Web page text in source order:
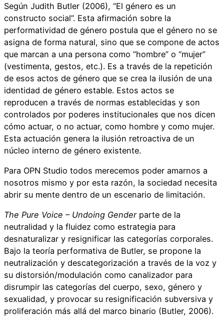
Según Judith Butler (2006), “El género es un
constructo social”. Esta afirmación sobre la
performatividad de género postula que el género no se
asigna de forma natural, sino que se compone de actos
que marcan a una persona como “hombre” o “mujer”
(vestimenta, gestos, etc.). Es a través de la repetición
de esos actos de género que se crea la ilusión de una
identidad de género estable. Estos actos se
reproducen a través de normas establecidas y son
controlados por poderes institucionales que nos dicen
cómo actuar, o no actuar, como hombre y como mujer.
Esta actuación genera la ilusión retroactiva de un
núcleo interno de género existente.
Para OPN Studio todos merecemos poder amarnos a
nosotros mismo y por esta razón, la sociedad necesita
abrir su mente dentro de un escenario de limitación.
The Pure Voice – Undoing Genderparte de la
neutralidad y la fluidez como estrategia para
desnaturalizar y resignificar las categorías corporales.
Bajo la teoría performativa de Butler, se propone la
neutralización y descategorización a través de la voz y
su distorsión/modulación como canalizador para
disrumpir las categorías del cuerpo, sexo, género y
sexualidad, y provocar su resignificación subversiva y
proliferación más allá del marco binario (Butler, 2006).